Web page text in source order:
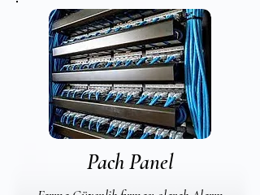
Pach Panel